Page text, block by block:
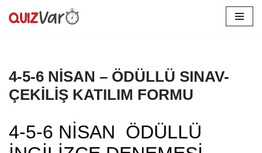
4-5-6 NİSAN – ÖDÜLLÜ SINAV-
ÇEKİLİŞ KATILIM FORMU